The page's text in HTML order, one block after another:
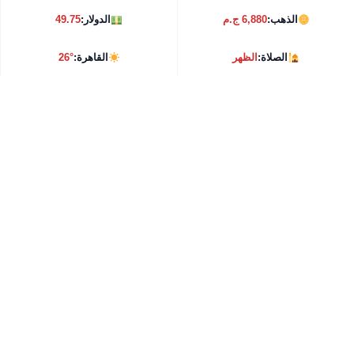
الذهب:6,880 ج.م الدولار:49.75
الصلاة:الظهر القاهرة:26°